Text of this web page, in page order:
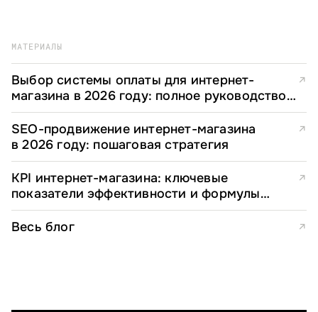
МАТЕРИАЛЫ
Выбор системы оплаты для интернет-
магазина в 2026 году: полное руководство
для e-commerce директоров
↗
SEO-продвижение интернет-магазина
в 2026 году: пошаговая стратегия
↗
KPI интернет-магазина: ключевые
показатели эффективности и формулы
расчета
↗
Весь блог ↗